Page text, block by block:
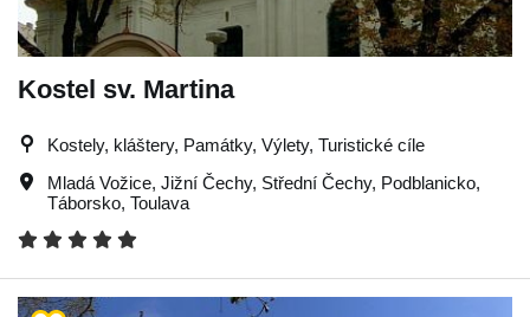
Kostel sv. Martina
Kostely, kláštery, Památky, Výlety, Turistické cíle
Mladá Vožice, Jižní Čechy, Střední Čechy, Podblanicko,
Táborsko, Toulava